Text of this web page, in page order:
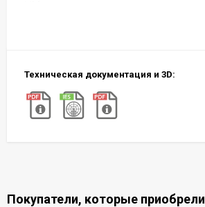
Техническая документация и 3D:
Покупатели, которые приобрели